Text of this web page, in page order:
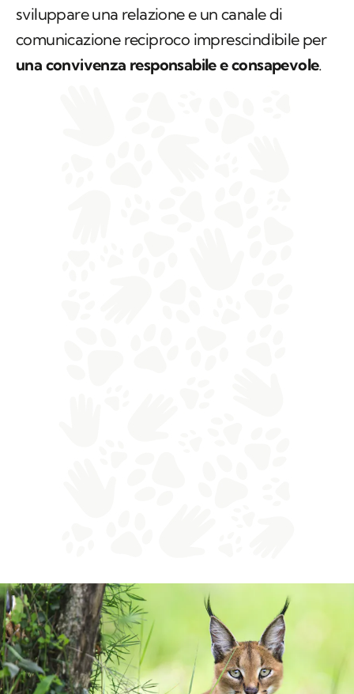
sviluppare una relazione e un canale di
comunicazione reciproco imprescindibile per
una convivenza responsabile e consapevole.